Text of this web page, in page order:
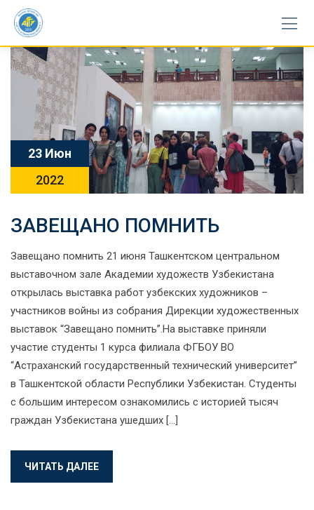
Skip
content
23 Июн
2022
ЗАВЕЩАНО ПОМНИТЬ
Завещано помнить 21 июня Ташкентском центральном
выставочном зале Академии художеств Узбекистана
открылась выставка работ узбекских художников –
участников войны из собрания Дирекции художественных
выставок “Завещано помнить”.На выставке приняли
участие студенты 1 курса филиала ФГБОУ ВО
“Астраханский государственный технический университет”
в Ташкентской области Республики Узбекистан. Студенты
с большим интересом ознакомились с историей тысяч
граждан Узбекистана ушедших […]
ЧИТАТЬ ДАЛЕЕ